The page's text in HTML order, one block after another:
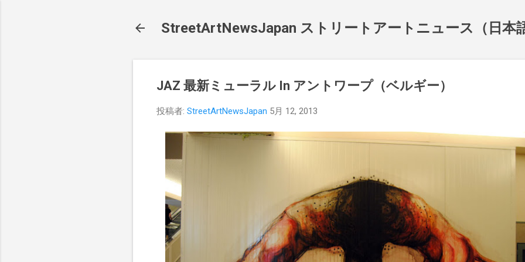
StreetArtNewsJapan ストリートアートニュース（日本
JAZ 最新ミューラル In アントワープ（ベルギー）
投稿者: StreetArtNewsJapan 5月 12, 2013